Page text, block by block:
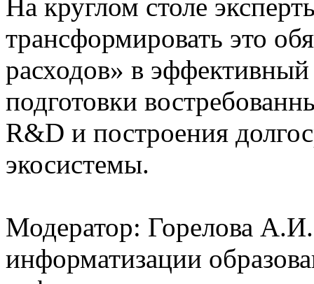
На круглом столе
трансформировать это
расходов» в
подготовки
R&D и построения
экосистемы.
Модератор: Горелова
информатизации